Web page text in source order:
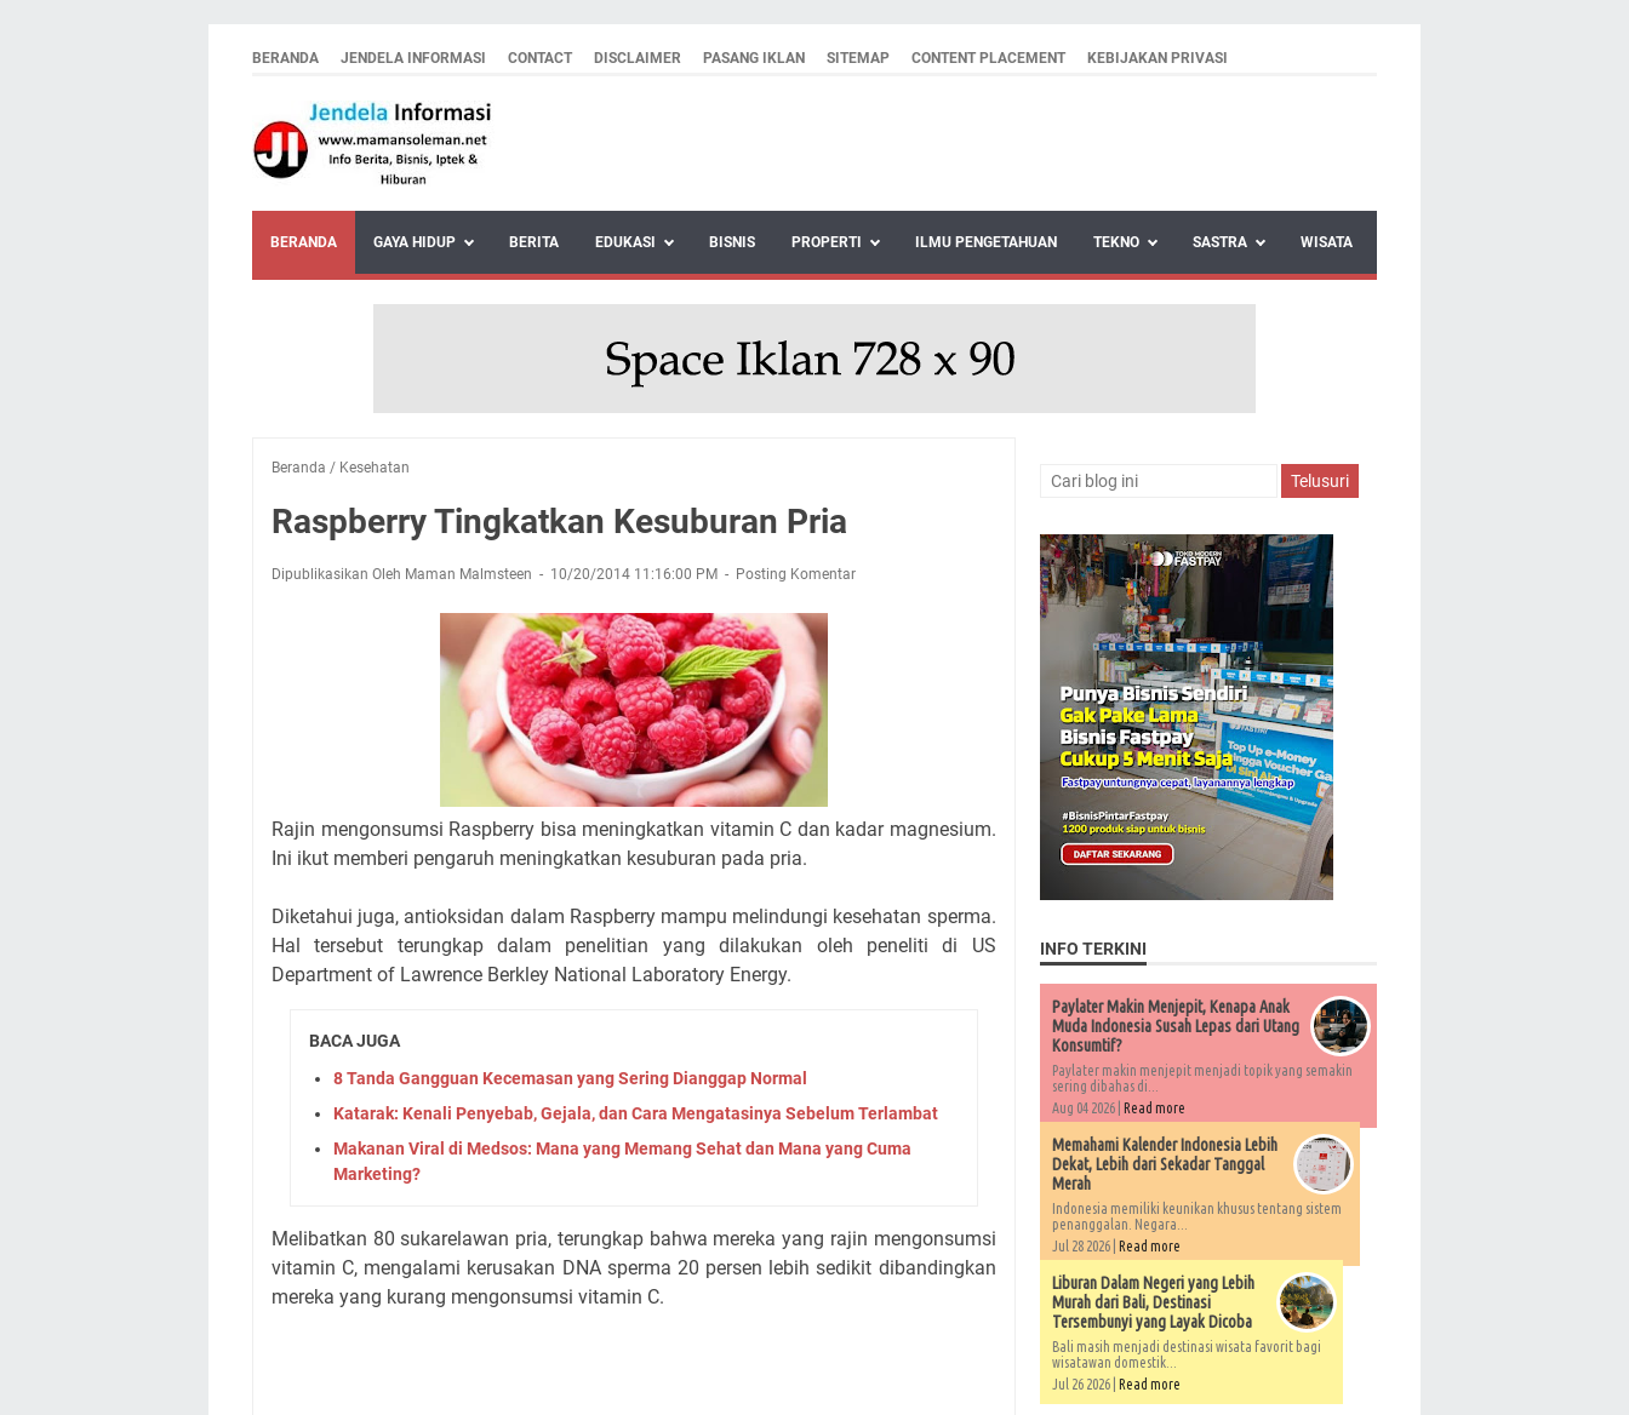
BERANDA JENDELA INFORMASI CONTACT DISCLAIMER PASANG IKLAN SITEMAP CONTENT PLACEMENT KEBIJAKAN PRIVASI
BERANDA GAYA HIDUP BERITA EDUKASI BISNIS PROPERTI ILMU PENGETAHUAN TEKNO SASTRA WISATA
Beranda / Kesehatan
Raspberry Tingkatkan Kesuburan Pria
Dipublikasikan Oleh Maman Malmsteen 10/20/2014 11:16:00 PM Posting Komentar
Rajin mengonsumsi Raspberry bisa meningkatkan vitamin C dan kadar magnesium.
Ini ikut memberi pengaruh meningkatkan kesuburan pada pria.
Diketahui juga, antioksidan dalam Raspberry mampu melindungi kesehatan sperma.
Hal tersebut terungkap dalam penelitian yang dilakukan oleh peneliti di US
Department of Lawrence Berkley National Laboratory Energy.
BACA JUGA
8 Tanda Gangguan Kecemasan yang Sering Dianggap Normal
Katarak: Kenali Penyebab, Gejala, dan Cara Mengatasinya Sebelum Terlambat
Makanan Viral di Medsos: Mana yang Memang Sehat dan Mana yang Cuma
Marketing?
Melibatkan 80 sukarelawan pria, terungkap bahwa mereka yang rajin mengonsumsi
vitamin C, mengalami kerusakan DNA sperma 20 persen lebih sedikit dibandingkan
mereka yang kurang mengonsumsi vitamin C.
INFO TERKINI
Paylater Makin Menjepit, Kenapa Anak
Muda Indonesia Susah Lepas dari Utang
Konsumtif?
Paylater makin menjepit menjadi topik yang semakin
sering dibahas di...
Aug 04 2026 | Read more
Memahami Kalender Indonesia Lebih
Dekat, Lebih dari Sekadar Tanggal
Merah
Indonesia memiliki keunikan khusus tentang sistem
penanggalan. Negara...
Jul 28 2026 | Read more
Liburan Dalam Negeri yang Lebih
Murah dari Bali, Destinasi
Tersembunyi yang Layak Dicoba
Bali masih menjadi destinasi wisata favorit bagi
wisatawan domestik...
Jul 26 2026 | Read more